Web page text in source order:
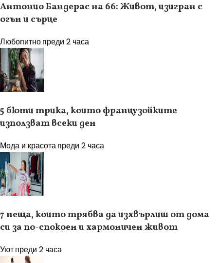
Антонио Бандерас на 66: Живот, изигран с
огън и сърце
Любопитнопреди 2 часа
5 бюти трика, които французойките
използват всеки ден
Мода и красотапреди 2 часа
7 неща, които трябва да изхвърлиш от дома
си за по-спокоен и хармоничен живот
Уютпреди 2 часа